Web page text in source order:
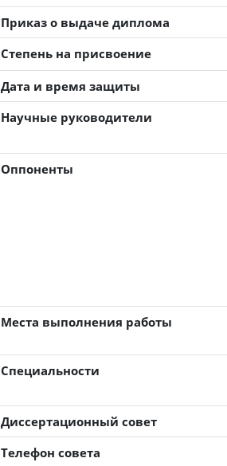
Приказ о выдаче диплома
Степень на присвоение
Дата и время защиты
Научные руководители
Оппоненты
Места выполнения работы
Специальности
Диссертационный совет
Телефон совета